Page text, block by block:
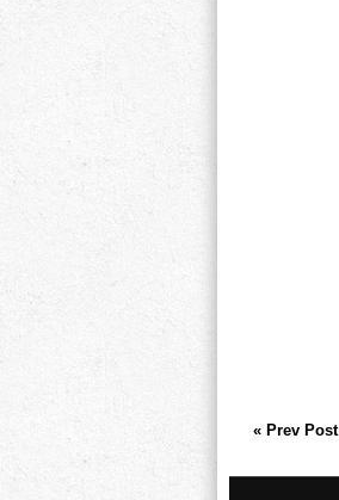
« Prev Post